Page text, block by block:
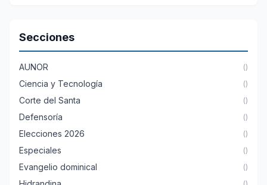
Secciones
AUNOR ()
Ciencia y Tecnología ()
Corte del Santa ()
Defensoría ()
Elecciones 2026 ()
Especiales ()
Evangelio dominical ()